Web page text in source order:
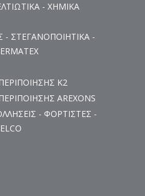
- ΧΗΜΙΚΑ
- ΣΤΕΓΑΝΟΠΟΙΗΤΙΚΑ -
K2
AREXONS
- ΦΟΡΤΙΣΤΕΣ -